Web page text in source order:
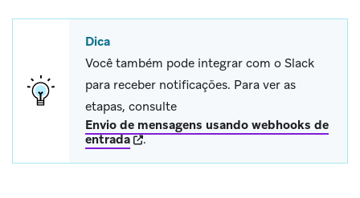
Dica
Você também pode integrar com o Slack
para receber notificações. Para ver as
etapas, consulte
Envio de mensagens usando webhooks de
entrada(opens in new tab)
.